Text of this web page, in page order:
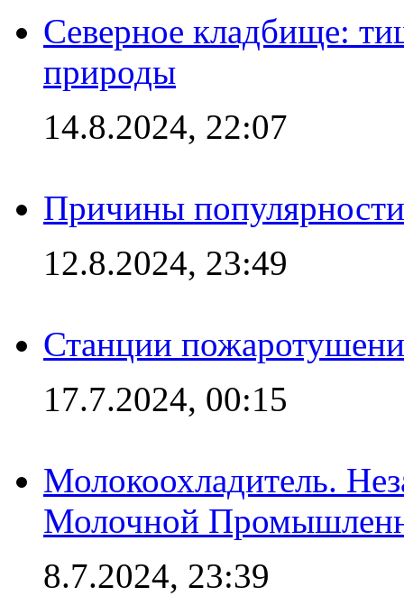
Северное кладбище:
природы
14.8.2024, 22:07
Причины
12.8.2024, 23:49
Станции
17.7.2024, 00:15
Молокоохладитель.
Молочной
8.7.2024, 23:39